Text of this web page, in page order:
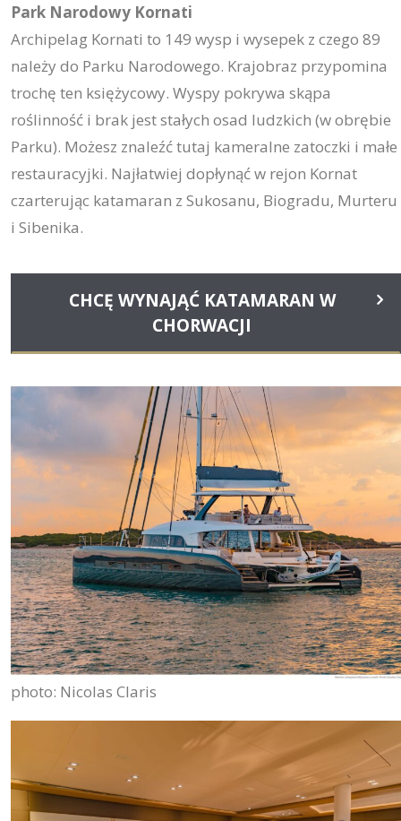
Park Narodowy Kornati
Archipelag Kornati to 149 wysp i wysepek z czego 89
należy do Parku Narodowego. Krajobraz przypomina
trochę ten księżycowy. Wyspy pokrywa skąpa
roślinność i brak jest stałych osad ludzkich (w obrębie
Parku). Możesz znaleźć tutaj kameralne zatoczki i małe
restauracyjki. Najłatwiej dopłynąć w rejon Kornat
czarterując katamaran z Sukosanu, Biogradu, Murteru
i Sibenika.
CHCĘ WYNAJĄĆ KATAMARAN W
CHORWACJI
photo: Nicolas Claris